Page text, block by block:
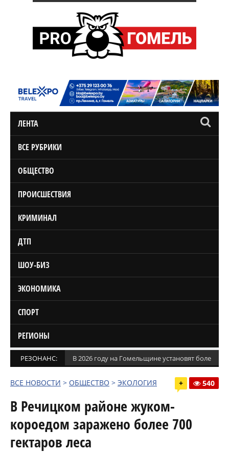
ЛЕНТА
ВСЕ РУБРИКИ
ОБЩЕСТВО
ПРОИСШЕСТВИЯ
КРИМИНАЛ
ДТП
ШОУ-БИЗ
ЭКОНОМИКА
СПОРТ
РЕГИОНЫ
РЕЗОНАНС: В 2026 году на Гомельщине установят более
ВСЕ НОВОСТИ > ОБЩЕСТВО > ЭКОЛОГИЯ + 540
В Речицком районе жуком-
короедом заражено более 700
гектаров леса